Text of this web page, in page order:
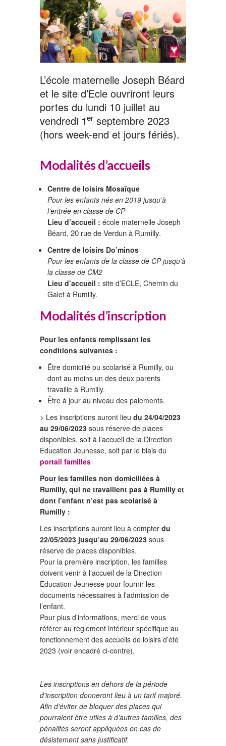
L’école maternelle Joseph Béard
et le site d’Ecle ouvriront leurs
portes du lundi 10 juillet au
vendredi 1er septembre 2023
(hors week-end et jours fériés).
Modalités d’accueils
Centre de loisirs Mosaïque
Pour les enfants nés en 2019 jusqu’à
l’entrée en classe de CP
Lieu d’accueil : école maternelle Joseph
Béard, 20 rue de Verdun à Rumilly.
Centre de loisirs Do’minos
Pour les enfants de la classe de CP jusqu’à
la classe de CM2
Lieu d’accueil : site d’ECLE, Chemin du
Galet à Rumilly.
Modalités d’inscription
Pour les enfants remplissant les
conditions suivantes :
Être domicilié ou scolarisé à Rumilly, ou
dont au moins un des deux parents
travaille à Rumilly.
Être à jour au niveau des paiements.
> Les inscriptions auront lieu du 24/04/2023
au 29/06/2023 sous réserve de places
disponibles, soit à l’accueil de la Direction
Education Jeunesse, soit par le biais du
portail familles
Pour les familles non domiciliées à
Rumilly, qui ne travaillent pas à Rumilly et
dont l’enfant n’est pas scolarisé à
Rumilly :
Les inscriptions auront lieu à compter du
22/05/2023 jusqu’au 29/06/2023 sous
réserve de places disponibles.
Pour la première inscription, les familles
doivent venir à l’accueil de la Direction
Education Jeunesse pour fournir les
documents nécessaires à l’admission de
l’enfant.
Pour plus d’informations, merci de vous
référer au règlement intérieur spécifique au
fonctionnement des accueils de loisirs d’été
2023 (voir encadré ci-contre).
Les inscriptions en dehors de la période
d’inscription donneront lieu à un tarif majoré.
Afin d’éviter de bloquer des places qui
pourraient être utiles à d’autres familles, des
pénalités seront appliquées en cas de
désistement sans justificatif.